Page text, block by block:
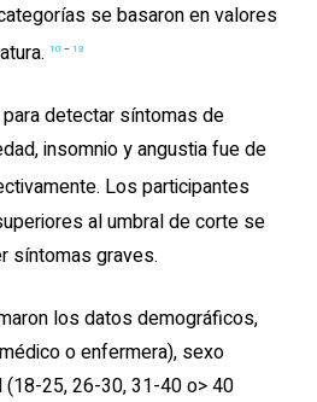
se basaron en valores
10 –13
detectar síntomas de
insomnio y angustia fue de
Los participantes
al umbral de corte se
síntomas graves.
los datos demográficos,
o enfermera), sexo
(18-25, 26-30, 31-40 o> 40